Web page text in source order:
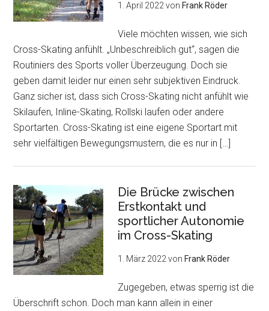
1. April 2022von Frank Röder
Viele möchten wissen, wie sich
Cross-Skating anfühlt. „Unbeschreiblich gut“, sagen die
Routiniers des Sports voller Überzeugung. Doch sie
geben damit leider nur einen sehr subjektiven Eindruck.
Ganz sicher ist, dass sich Cross-Skating nicht anfühlt wie
Skilaufen, Inline-Skating, Rollski laufen oder andere
Sportarten. Cross-Skating ist eine eigene Sportart mit
sehr vielfältigen Bewegungsmustern, die es nur in […]
Die Brücke zwischen
Erstkontakt und
sportlicher Autonomie
im Cross-Skating
1. März 2022von Frank Röder
Zugegeben, etwas sperrig ist die
Überschrift schon. Doch man kann allein in einer